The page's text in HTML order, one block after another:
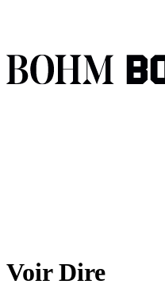
Voir Dire